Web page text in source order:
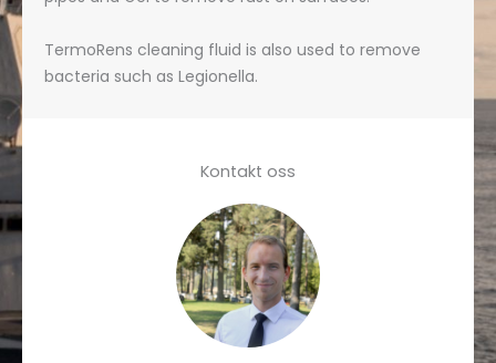
TermoRens cleaning fluid is also used to remove
bacteria such as Legionella.
Kontakt oss